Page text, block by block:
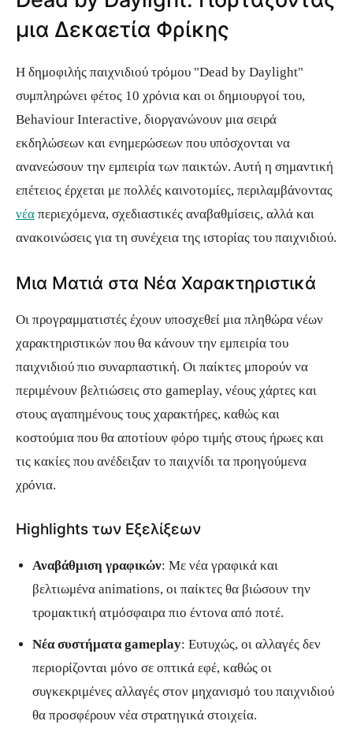
μια Δεκαετία Φρίκης
Η δημοφιλής παιχνιδιού τρόμου "Dead by Daylight"
συμπληρώνει φέτος 10 χρόνια και οι δημιουργοί του,
Behaviour Interactive, διοργανώνουν μια σειρά
εκδηλώσεων και ενημερώσεων που υπόσχονται να
ανανεώσουν την εμπειρία των παικτών. Αυτή η σημαντική
επέτειος έρχεται με πολλές καινοτομίες, περιλαμβάνοντας
νέα περιεχόμενα, σχεδιαστικές αναβαθμίσεις, αλλά και
ανακοινώσεις για τη συνέχεια της ιστορίας του παιχνιδιού.
Μια Ματιά στα Νέα Χαρακτηριστικά
Οι προγραμματιστές έχουν υποσχεθεί μια πληθώρα νέων
χαρακτηριστικών που θα κάνουν την εμπειρία του
παιχνιδιού πιο συναρπαστική. Οι παίκτες μπορούν να
περιμένουν βελτιώσεις στο gameplay, νέους χάρτες και
στους αγαπημένους τους χαρακτήρες, καθώς και
κοστούμια που θα αποτίουν φόρο τιμής στους ήρωες και
τις κακίες που ανέδειξαν το παιχνίδι τα προηγούμενα
χρόνια.
Highlights των Εξελίξεων
Αναβάθμιση γραφικών: Με νέα γραφικά και
βελτιωμένα animations, οι παίκτες θα βιώσουν την
τρομακτική ατμόσφαιρα πιο έντονα από ποτέ.
Νέα συστήματα gameplay: Ευτυχώς, οι αλλαγές δεν
περιορίζονται μόνο σε οπτικά εφέ, καθώς οι
συγκεκριμένες αλλαγές στον μηχανισμό του παιχνιδιού
θα προσφέρουν νέα στρατηγικά στοιχεία.